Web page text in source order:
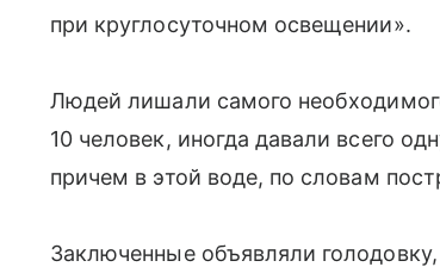
при круглосуточном освещении».
Людей лишали самого
10 человек, иногда давали всего
причем в этой воде, по словам
Заключенные объявляли